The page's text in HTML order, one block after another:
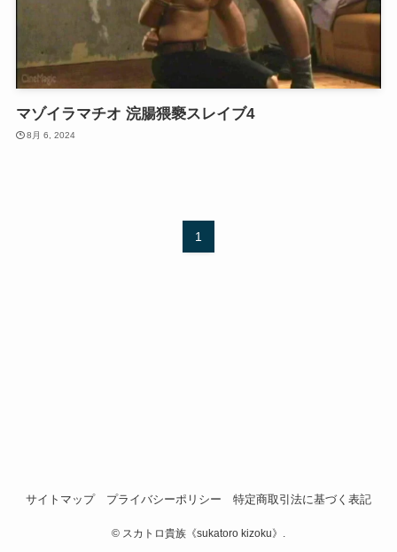
マゾイラマチオ 浣腸猥褻スレイブ4
8月 6, 2024
1
サイトマップ プライバシーポリシー 特定商取引法に基づく表記
© スカトロ貴族《sukatoro kizoku》.